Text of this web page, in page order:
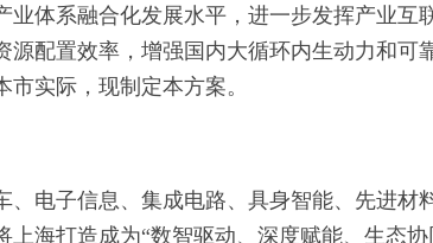
业体系融合化发展水平，进一步发挥产业
源配置效率，增强国内大循环内生动力和可
实际，现制定本方案。
、电子信息、集成电路、具身智能、先进材
上海打造成为“数智驱动、深度赋能、生态